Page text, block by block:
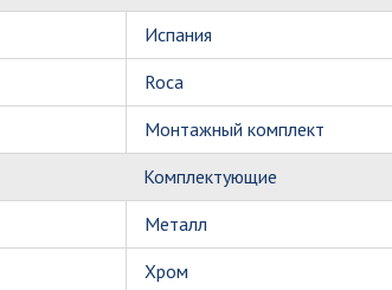
Испания
Roca
Монтажный комплект
Комплектующие
Металл
Хром